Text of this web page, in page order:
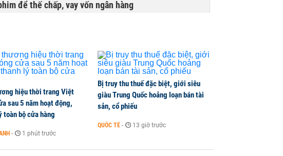
để thế chấp, vay vốn ngân hàng
hiệu thời trang Việt
sau 5 năm hoạt động,
toàn bộ cửa hàng
- 1 phút trước
Bị truy thu thuế đặc biệt, giới siêu
giàu Trung Quốc hoảng loạn bán tài
sản, cổ phiếu
QUỐC TẾ - 13 giờ trước